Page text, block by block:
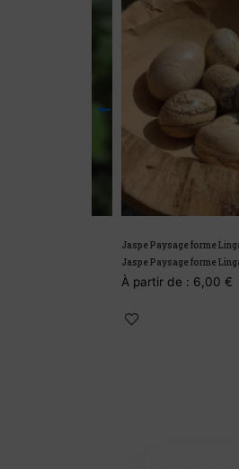
Jaspe Paysage forme Lingam
Jaspe Paysage forme Lingam
À partir de : 6,00€